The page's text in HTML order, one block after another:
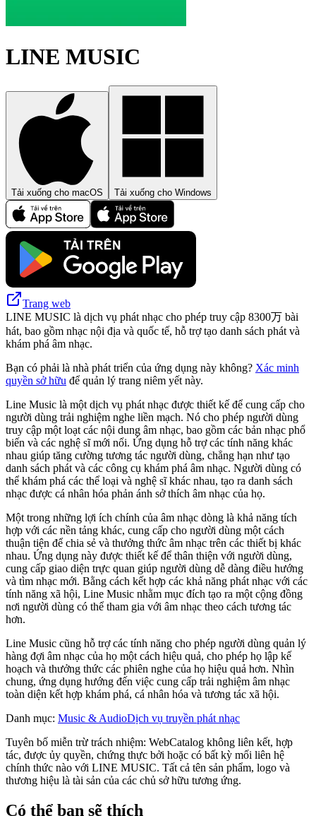
LINE MUSIC
Tải xuống cho macOS Tải xuống cho Windows
Trang web
LINE MUSIC là dịch vụ phát nhạc cho phép truy cập 8300万 bài
hát, bao gồm nhạc nội địa và quốc tế, hỗ trợ tạo danh sách phát và
khám phá âm nhạc.
Bạn có phải là nhà phát triển của ứng dụng này không? Xác minh
quyền sở hữu để quản lý trang niêm yết này.
Line Music là một dịch vụ phát nhạc được thiết kế để cung cấp cho
người dùng trải nghiệm nghe liền mạch. Nó cho phép người dùng
truy cập một loạt các nội dung âm nhạc, bao gồm các bản nhạc phổ
biến và các nghệ sĩ mới nổi. Ứng dụng hỗ trợ các tính năng khác
nhau giúp tăng cường tương tác người dùng, chẳng hạn như tạo
danh sách phát và các công cụ khám phá âm nhạc. Người dùng có
thể khám phá các thể loại và nghệ sĩ khác nhau, tạo ra danh sách
nhạc được cá nhân hóa phản ánh sở thích âm nhạc của họ.
Một trong những lợi ích chính của âm nhạc dòng là khả năng tích
hợp với các nền tảng khác, cung cấp cho người dùng một cách
thuận tiện để chia sẻ và thưởng thức âm nhạc trên các thiết bị khác
nhau. Ứng dụng này được thiết kế để thân thiện với người dùng,
cung cấp giao diện trực quan giúp người dùng dễ dàng điều hướng
và tìm nhạc mới. Bằng cách kết hợp các khả năng phát nhạc với các
tính năng xã hội, Line Music nhằm mục đích tạo ra một cộng đồng
nơi người dùng có thể tham gia với âm nhạc theo cách tương tác
hơn.
Line Music cũng hỗ trợ các tính năng cho phép người dùng quản lý
hàng đợi âm nhạc của họ một cách hiệu quả, cho phép họ lập kế
hoạch và thưởng thức các phiên nghe của họ hiệu quả hơn. Nhìn
chung, ứng dụng hướng đến việc cung cấp trải nghiệm âm nhạc
toàn diện kết hợp khám phá, cá nhân hóa và tương tác xã hội.
Danh mục: Music & AudioDịch vụ truyền phát nhạc
Tuyên bố miễn trừ trách nhiệm: WebCatalog không liên kết, hợp
tác, được ủy quyền, chứng thực bởi hoặc có bất kỳ mối liên hệ
chính thức nào với LINE MUSIC. Tất cả tên sản phẩm, logo và
thương hiệu là tài sản của các chủ sở hữu tương ứng.
Có thể bạn sẽ thích